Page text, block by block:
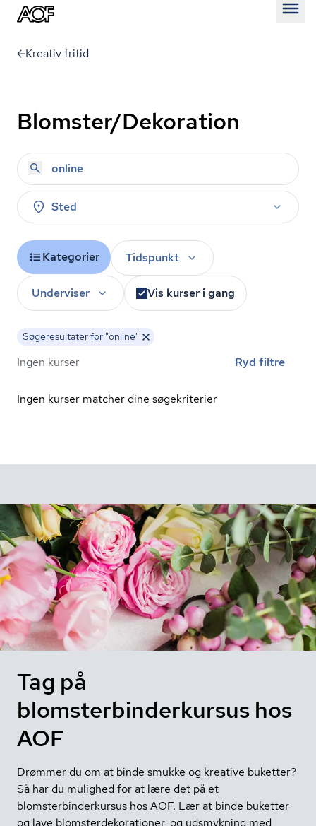
Kreativ fritid
Blomster/Dekoration
Sted
Kategorier Tidspunkt
Underviser Vis kurser i gang
Søgeresultater for "online"
Ingen kurser Ryd filtre
Ingen kurser matcher dine søgekriterier
Tag på
blomsterbinderkursus hos
AOF
Drømmer du om at binde smukke og kreative buketter?
Så har du mulighed for at lære det på et
blomsterbinderkursus hos AOF. Lær at binde buketter
og lave blomsterdekorationer, og udsmykning med